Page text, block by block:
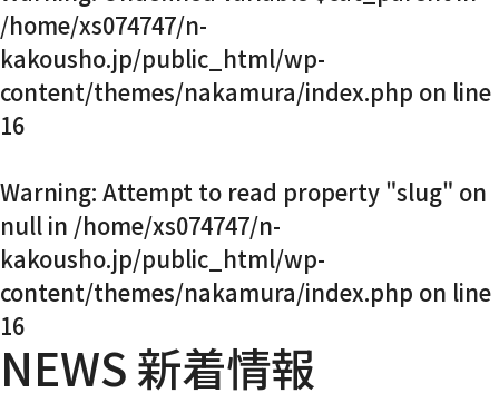
/home/xs074747/n-
kakousho.jp/public_html/wp-
content/themes/nakamura/index.php on line
16
Warning: Attempt to read property "slug" on
null in /home/xs074747/n-
kakousho.jp/public_html/wp-
content/themes/nakamura/index.php on line
16
NEWS新着情報